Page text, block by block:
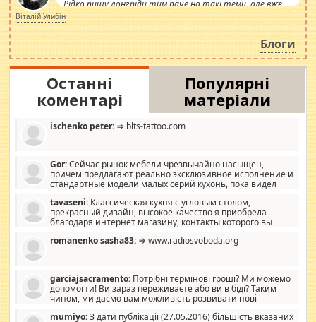
Рідко пишу лонгріди тим паче на такі теми, але вже
просто дістало! Обурюють сьогоднішні інсенуації
навколо стипендіального питання. Штучно
роздувається ще одна соціальна катастрофа.
Віталій Улибін
Блоги
Останні
коментарі
Популярні
матеріали
ischenko peter: ⇒ blts-tattoo.com
Gor:Сейчас рынок мебели чрезвычайно насыщен,
причем предлагают реально эксклюзивное исполнение и
стандартные модели малых серий кухонь, пока видел
стандартные формы, в MebelOk, креативненько и что главное -
со вкусом все в порядке, без ненужных наворотов удорожающих
мебель, а это не последний фактор.
tavaseni: Классическая кухня с угловым столом,
прекрасный дизайн, высокое качество я приобрела
благодаря интернет магазину, контакты которого вы
romanenko sasha83: ⇒ www.radiosvoboda.org
garciajsacramento: Потрібні термінові гроші? Ми можемо
допомогти! Ви зараз переживаєте або ви в біді? Таким
чином, ми даємо вам можливість розвивати нові
допомагати людям, які намагаються дати їм шанс. Кожен
mumiyo:З дати публікації (27.05.2016) більшість вказаних